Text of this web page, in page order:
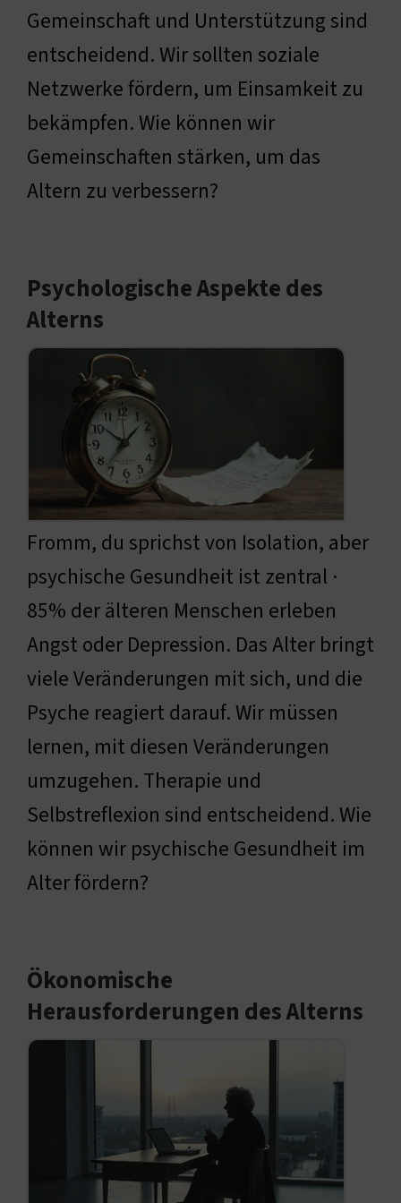
Gemeinschaft und Unterstützung sind
entscheidend. Wir sollten soziale
Netzwerke fördern, um Einsamkeit zu
bekämpfen. Wie können wir
Gemeinschaften stärken, um das
Altern zu verbessern?
Psychologische Aspekte des
Alterns
Fromm, du sprichst von Isolation, aber
psychische Gesundheit ist zentral ·
85% der älteren Menschen erleben
Angst oder Depression. Das Alter bringt
viele Veränderungen mit sich, und die
Psyche reagiert darauf. Wir müssen
lernen, mit diesen Veränderungen
umzugehen. Therapie und
Selbstreflexion sind entscheidend. Wie
können wir psychische Gesundheit im
Alter fördern?
Ökonomische
Herausforderungen des Alterns